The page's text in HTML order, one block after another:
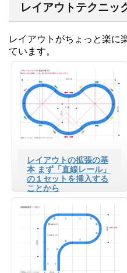
レイアウトテクニッ
レイアウトがちょっと楽に
ています。
レイアウトの拡張の基
本 まず「直線レール」
の１セットを挿入する
ことから